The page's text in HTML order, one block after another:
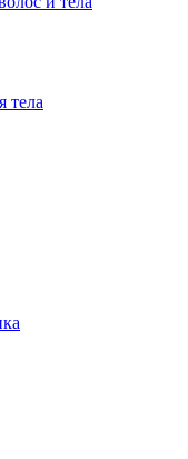
тела